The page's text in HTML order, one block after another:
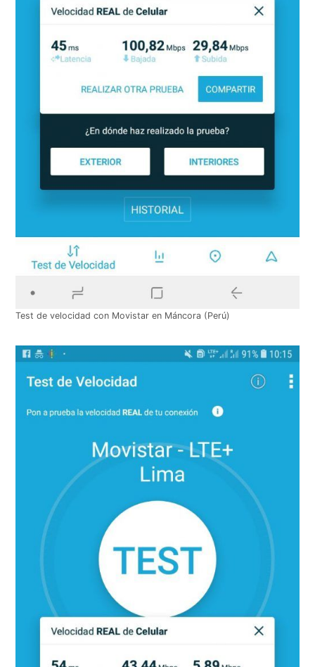
Test de velocidad con Movistar en Máncora (Perú)